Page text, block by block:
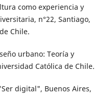
como experiencia y
n°22, Santiago,
Chile.
urbano: Teoría y
Católica de Chile.
digital", Buenos Aires,